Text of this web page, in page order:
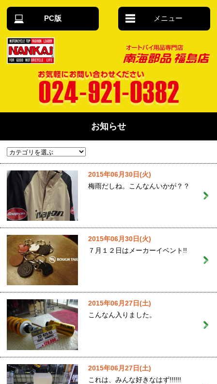
PC版 メニュー
品 南海部品福
お知らせ
2015年06月30日(火)
梅雨だしね。こんなんいかが？？
2015年06月30日(火)
７月１２日はメーカーイベント!!
2015年06月27日(土)
こんなん入りました。
2015年06月27日(土)
これは、みんな好きなはず!!!!!!